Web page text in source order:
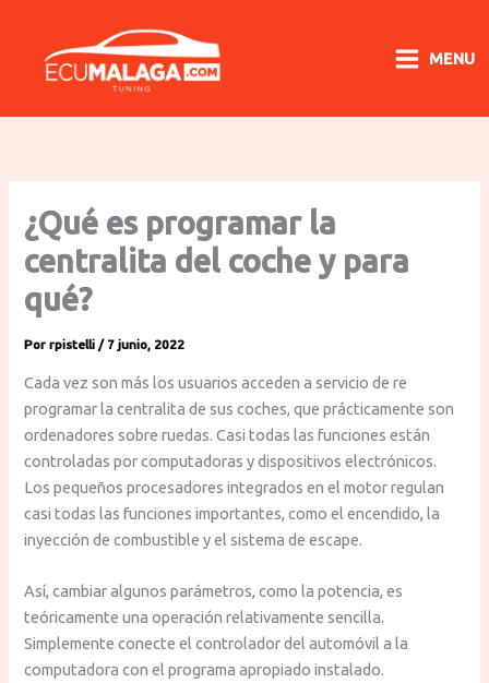
contenido
MENU
¿Qué es programar la
centralita del coche y para
qué?
Porrpistelli/ 7 junio, 2022
Cada vez son más los usuarios acceden a servicio de re
programar la centralita de sus coches, que prácticamente son
ordenadores sobre ruedas. Casi todas las funciones están
controladas por computadoras y dispositivos electrónicos.
Los pequeños procesadores integrados en el motor regulan
casi todas las funciones importantes, como el encendido, la
inyección de combustible y el sistema de escape.
Así, cambiar algunos parámetros, como la potencia, es
teóricamente una operación relativamente sencilla.
Simplemente conecte el controlador del automóvil a la
computadora con el programa apropiado instalado.